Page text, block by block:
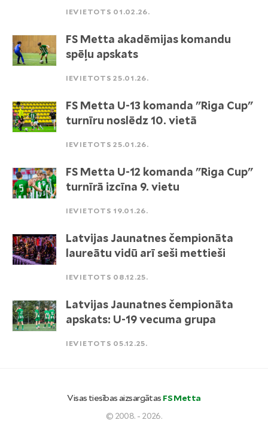
IEVIETOTS 01.02.26.
FS Metta akadēmijas komandu
spēļu apskats
IEVIETOTS 25.01.26.
FS Metta U-13 komanda "Riga Cup"
turnīru noslēdz 10. vietā
IEVIETOTS 25.01.26.
FS Metta U-12 komanda "Riga Cup"
turnīrā izcīna 9. vietu
IEVIETOTS 19.01.26.
Latvijas Jaunatnes čempionāta
laureātu vidū arī seši mettieši
IEVIETOTS 08.12.25.
Latvijas Jaunatnes čempionāta
apskats: U-19 vecuma grupa
IEVIETOTS 05.12.25.
Visas tiesības aizsargātas FS Metta
© 2008. - 2026.